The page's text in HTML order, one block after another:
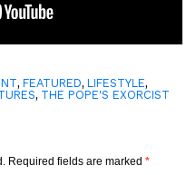
, FEATURED, LIFESTYLE,
, THE POPE'S EXORCIST
Required fields are marked *